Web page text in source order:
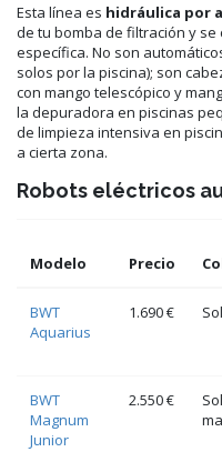
Esta línea es hidráulica por
de tu bomba de filtración y se
específica. No son
solos por la piscina); son
con mango telescópico y
la depuradora en piscinas
de limpieza intensiva en
a cierta zona.
Robots eléctricos
Modelo Precio
BWT
Aquarius
1.690 €
BWT
Magnum
Junior
2.550 €